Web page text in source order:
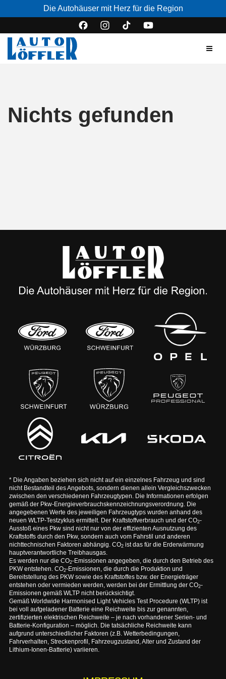
Die Autohäuser mit Herz für die Region
Nichts gefunden
* Die Angaben beziehen sich nicht auf ein einzelnes Fahrzeug und sind
nicht Bestandteil des Angebots, sondern dienen allein Vergleichszwecken
zwischen den verschiedenen Fahrzeugtypen. Die Informationen erfolgen
gemäß der Pkw-Energieverbrauchskennzeichnungsverordnung. Die
angegebenen Werte des jeweiligen Fahrzeugtyps wurden anhand des
neuen WLTP-Testzyklus ermittelt. Der Kraftstoffverbrauch und der CO2-
Ausstoß eines Pkw sind nicht nur von der effizienten Ausnutzung des
Kraftstoffs durch den Pkw, sondern auch vom Fahrstil und anderen
nichttechnischen Faktoren abhängig. CO2ist das für die Erderwärmung
hauptverantwortliche Treibhausgas.
Es werden nur die CO2-Emissionen angegeben, die durch den Betrieb des
PKW entstehen. CO2-Emissionen, die durch die Produktion und
Bereitstellung des PKW sowie des Kraftstoffes bzw. der Energieträger
entstehen oder vermieden werden, werden bei der Ermittlung der CO2-
Emissionen gemäß WLTP nicht berücksichtigt.
Gemäß Worldwide Harmonised Light Vehicles Test Procedure (WLTP) ist
bei voll aufgeladener Batterie eine Reichweite bis zur genannten,
zertifizierten elektrischen Reichweite – je nach vorhandener Serien- und
Batterie-Konfiguration – möglich. Die tatsächliche Reichweite kann
aufgrund unterschiedlicher Faktoren (z.B. Wetterbedingungen,
Fahrverhalten, Streckenprofil, Fahrzeugzustand, Alter und Zustand der
Lithium-Ionen-Batterie) variieren.